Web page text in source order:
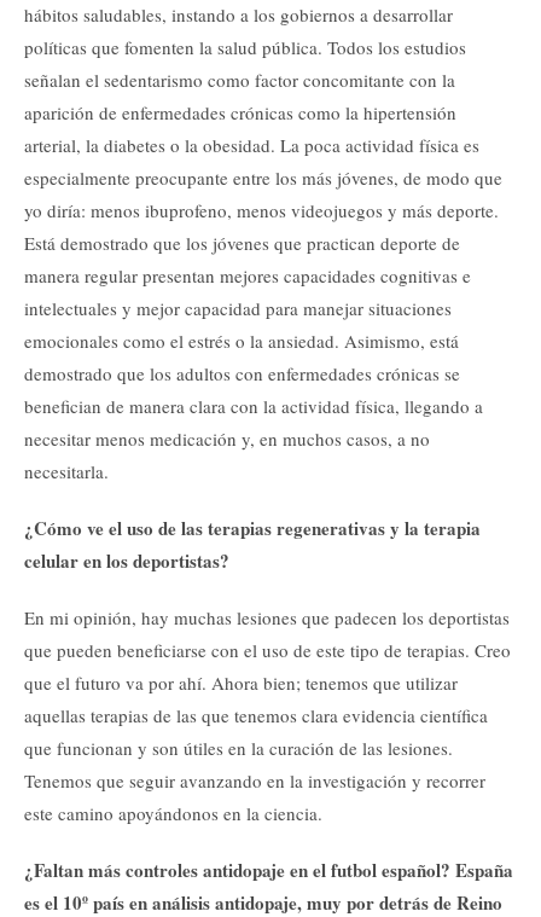
hábitos saludables, instando a los gobiernos a desarrollar
políticas que fomenten la salud pública. Todos los estudios
señalan el sedentarismo como factor concomitante con la
aparición de enfermedades crónicas como la hipertensión
arterial, la diabetes o la obesidad. La poca actividad física es
especialmente preocupante entre los más jóvenes, de modo que
yo diría: menos ibuprofeno, menos videojuegos y más deporte.
Está demostrado que los jóvenes que practican deporte de
manera regular presentan mejores capacidades cognitivas e
intelectuales y mejor capacidad para manejar situaciones
emocionales como el estrés o la ansiedad. Asimismo, está
demostrado que los adultos con enfermedades crónicas se
benefician de manera clara con la actividad física, llegando a
necesitar menos medicación y, en muchos casos, a no
necesitarla.
¿Cómo ve el uso de las terapias regenerativas y la terapia
celular en los deportistas?
En mi opinión, hay muchas lesiones que padecen los deportistas
que pueden beneficiarse con el uso de este tipo de terapias. Creo
que el futuro va por ahí. Ahora bien; tenemos que utilizar
aquellas terapias de las que tenemos clara evidencia científica
que funcionan y son útiles en la curación de las lesiones.
Tenemos que seguir avanzando en la investigación y recorrer
este camino apoyándonos en la ciencia.
¿Faltan más controles antidopaje en el futbol español? España
es el 10º país en análisis antidopaje, muy por detrás de Reino